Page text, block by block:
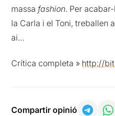
massafashion. Per
la Carla i el Toni, treballen
ai…
Crítica completa » http://
Compartir opinió